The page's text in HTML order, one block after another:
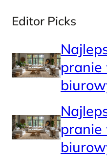
Editor Picks
pranie
pranie